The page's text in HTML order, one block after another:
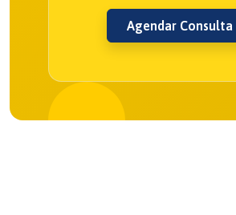
Agendar Consulta